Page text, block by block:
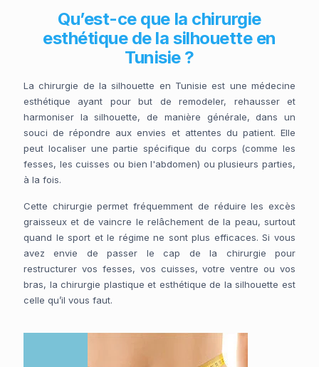
Qu’est-ce que la chirurgie
esthétique de la silhouette en
Tunisie ?
La chirurgie de la silhouette en Tunisie est une médecine
esthétique ayant pour but de remodeler, rehausser et
harmoniser la silhouette, de manière générale, dans un
souci de répondre aux envies et attentes du patient. Elle
peut localiser une partie spécifique du corps (comme les
fesses, les cuisses ou bien l'abdomen) ou plusieurs parties,
à la fois.
Cette chirurgie permet fréquemment de réduire les excès
graisseux et de vaincre le relâchement de la peau, surtout
quand le sport et le régime ne sont plus efficaces. Si vous
avez envie de passer le cap de la chirurgie pour
restructurer vos fesses, vos cuisses, votre ventre ou vos
bras, la chirurgie plastique et esthétique de la silhouette est
celle qu’il vous faut.